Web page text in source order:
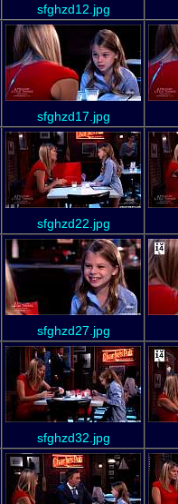
sfghzd12.jpg
sfghzd17.jpg
sfghzd22.jpg
sfghzd27.jpg
sfghzd32.jpg